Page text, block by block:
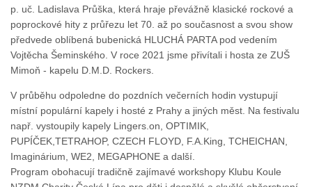
p. uč. Ladislava Průška, která hraje převážně klasické rockové a
poprockové hity z průřezu let 70. až po současnost a svou show
předvede oblíbená bubenická HLUCHÁ PARTA pod vedením
Vojtěcha Šeminského. V roce 2021 jsme přivítali i hosta ze ZUŠ
Mimoň - kapelu D.M.D. Rockers
V průběhu odpoledne do pozdních večerních hodin vystupují
místní populární kapely i hosté z Prahy a jiných měst. Na festivalu
např. vystoupily kapely Lingers.on, OPTIMIK,
PUPÍČEK,TETRAHOP, CZECH FLOYD, F.A.King, TCHEICHAN,
Imaginárium, WE2, MEGAPHONE a další.
Program obohacují tradičně zajímavé workshopy Klubu Koule